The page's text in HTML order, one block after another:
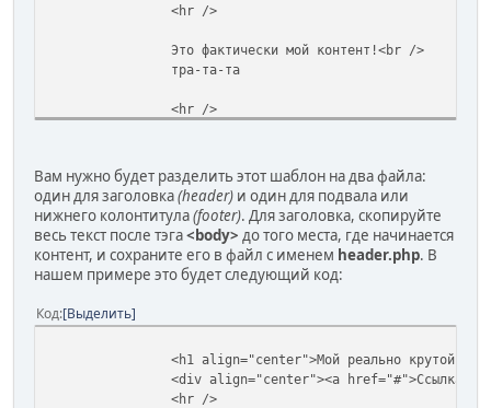
<hr />
Это фактически мой контент!<br />
тра-та-та
<hr />
Вам нужно будет разделить этот шаблон на два файла:
один для заголовка(header) и один для подвала или
нижнего колонтитула(footer). Для заголовка, скопируйте
весь текст после тэга<body> до того места, где начинается
контент, и сохраните его в файл с именем header.php. В
нашем примере это будет следующий код:
Код Выделить
<h1 align="center">Мой реально крутой
<div align="center"><a href="#">Ссылка</
<hr />